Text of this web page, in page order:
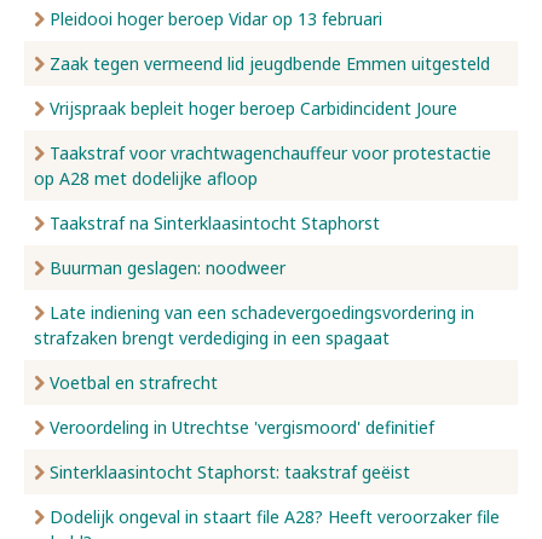
Pleidooi hoger beroep Vidar op 13 februari
Zaak tegen vermeend lid jeugdbende Emmen uitgesteld
Vrijspraak bepleit hoger beroep Carbidincident Joure
Taakstraf voor vrachtwagenchauffeur voor protestactie
op A28 met dodelijke afloop
Taakstraf na Sinterklaasintocht Staphorst
Buurman geslagen: noodweer
Late indiening van een schadevergoedingsvordering in
strafzaken brengt verdediging in een spagaat
Voetbal en strafrecht
Veroordeling in Utrechtse 'vergismoord' definitief
Sinterklaasintocht Staphorst: taakstraf geëist
Dodelijk ongeval in staart file A28? Heeft veroorzaker file